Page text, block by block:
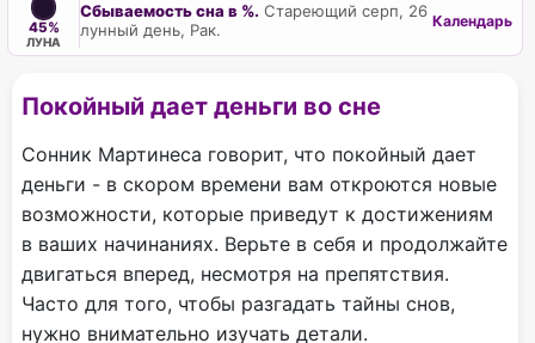
45%
ЛУНА
Сбываемость сна в %. Стареющий серп, 26
лунный день, Рак.
Календарь
Покойный дает деньги во сне
Сонник Мартинеса говорит, что покойный дает
деньги - в скором времени вам откроются новые
возможности, которые приведут к достижениям
в ваших начинаниях. Верьте в себя и продолжайте
двигаться вперед, несмотря на препятствия.
Часто для того, чтобы разгадать тайны снов,
нужно внимательно изучать детали.